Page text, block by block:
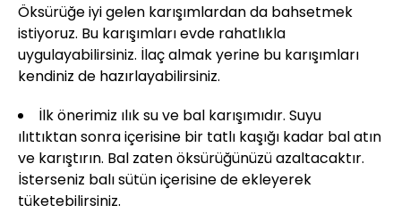
Öksürüğe iyi gelen karışımlardan da bahsetmek
istiyoruz. Bu karışımları evde rahatlıkla
uygulayabilirsiniz. İlaç almak yerine bu karışımları
kendiniz de hazırlayabilirsiniz.
İlk önerimiz ılık su ve bal karışımıdır. Suyu
ılıttıktan sonra içerisine bir tatlı kaşığı kadar bal atın
ve karıştırın. Bal zaten öksürüğünüzü azaltacaktır.
İsterseniz balı sütün içerisine de ekleyerek
tüketebilirsiniz.